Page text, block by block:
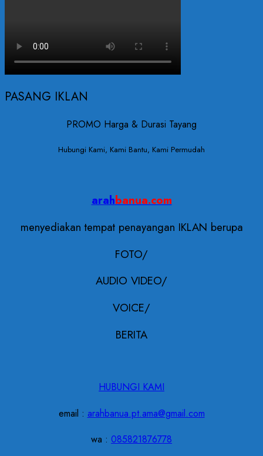
PASANG IKLAN
PROMO Harga & Durasi Tayang
Hubungi Kami, Kami Bantu, Kami Permudah
arahbanua.com
menyediakan tempat penayangan IKLAN berupa
FOTO/
AUDIO VIDEO/
VOICE/
BERITA
HUBUNGI KAMI
email : arahbanua.pt.ama@gmail.com
wa : 085821876778